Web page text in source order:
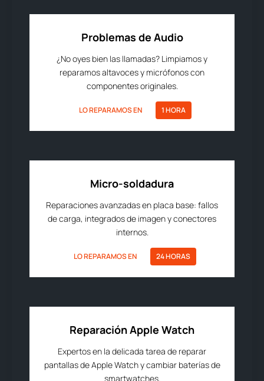
Problemas de Audio
¿No oyes bien las llamadas? Limpiamos y
reparamos altavoces y micrófonos con
componentes originales.
LO REPARAMOS EN 1 HORA
Micro-soldadura
Reparaciones avanzadas en placa base: fallos
de carga, integrados de imagen y conectores
internos.
LO REPARAMOS EN 24 HORAS
Reparación Apple Watch
Expertos en la delicada tarea de reparar
pantallas de Apple Watch y cambiar baterías de
smartwatches.